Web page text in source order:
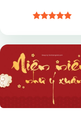
hạng4.95
sao